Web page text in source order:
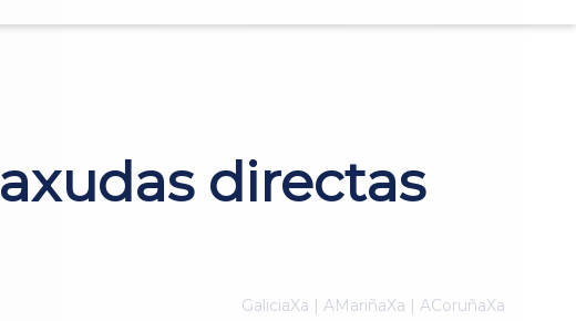
directas
GaliciaXa | AMariñaXa | ACoruñaXa